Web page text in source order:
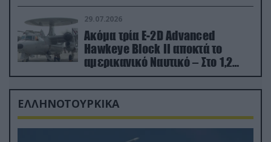
29.07.2026
Ακόμα τρία E-2D Advanced
Hawkeye Block II αποκτά το
αμερικανικό Ναυτικό – Στο 1,2
δισ.δολάρια το κόστος
ΕΛΛΗΝΟΤΟΥΡΚΙΚΑ